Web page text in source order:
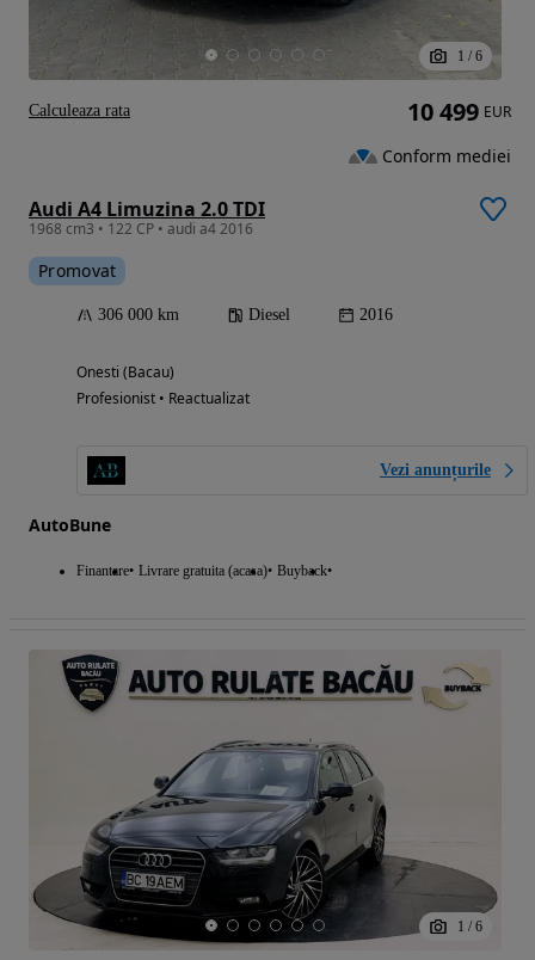
1 / 6
Audi A4 Limuzina 2.0 TDI
1968 cm3 • 122 CP • audi a4 2016
Promovat
306 000 km Diesel 2016
Onesti (Bacau)
Profesionist • Reactualizat
Vezi anunțurile
AutoBune
Finantare Livrare gratuita (acasa) Buyback
10 499 EUR
Conform mediei
Calculeaza rata
1 / 6